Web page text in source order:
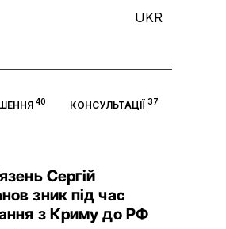
UKR
40 КОНСУЛЬТАЦІЇ37
Сергій
зник під час
з Криму до РФ